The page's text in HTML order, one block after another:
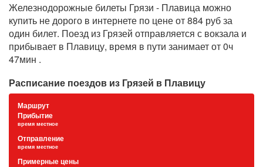
Железнодорожные билеты Грязи - Плавица можно
купить не дорого в интернете по цене от 884 руб за
один билет. Поезд из Грязей отправляется с вокзала и
прибывает в Плавицу, время в пути занимает от 0ч
47мин .
Расписание поездов из Грязей в Плавицу
Маршрут
Прибытие
время местное
Отправление
время местное
Примерные цены